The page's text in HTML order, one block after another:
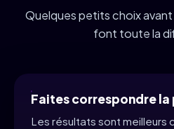
Quelques petits choix
font toute la
Faites correspondre la
Les résultats sont meilleurs